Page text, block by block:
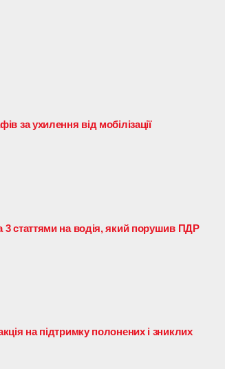
за ухилення від мобілізації
статтями на водія, який порушив ПДР
на підтримку полонених і зниклих